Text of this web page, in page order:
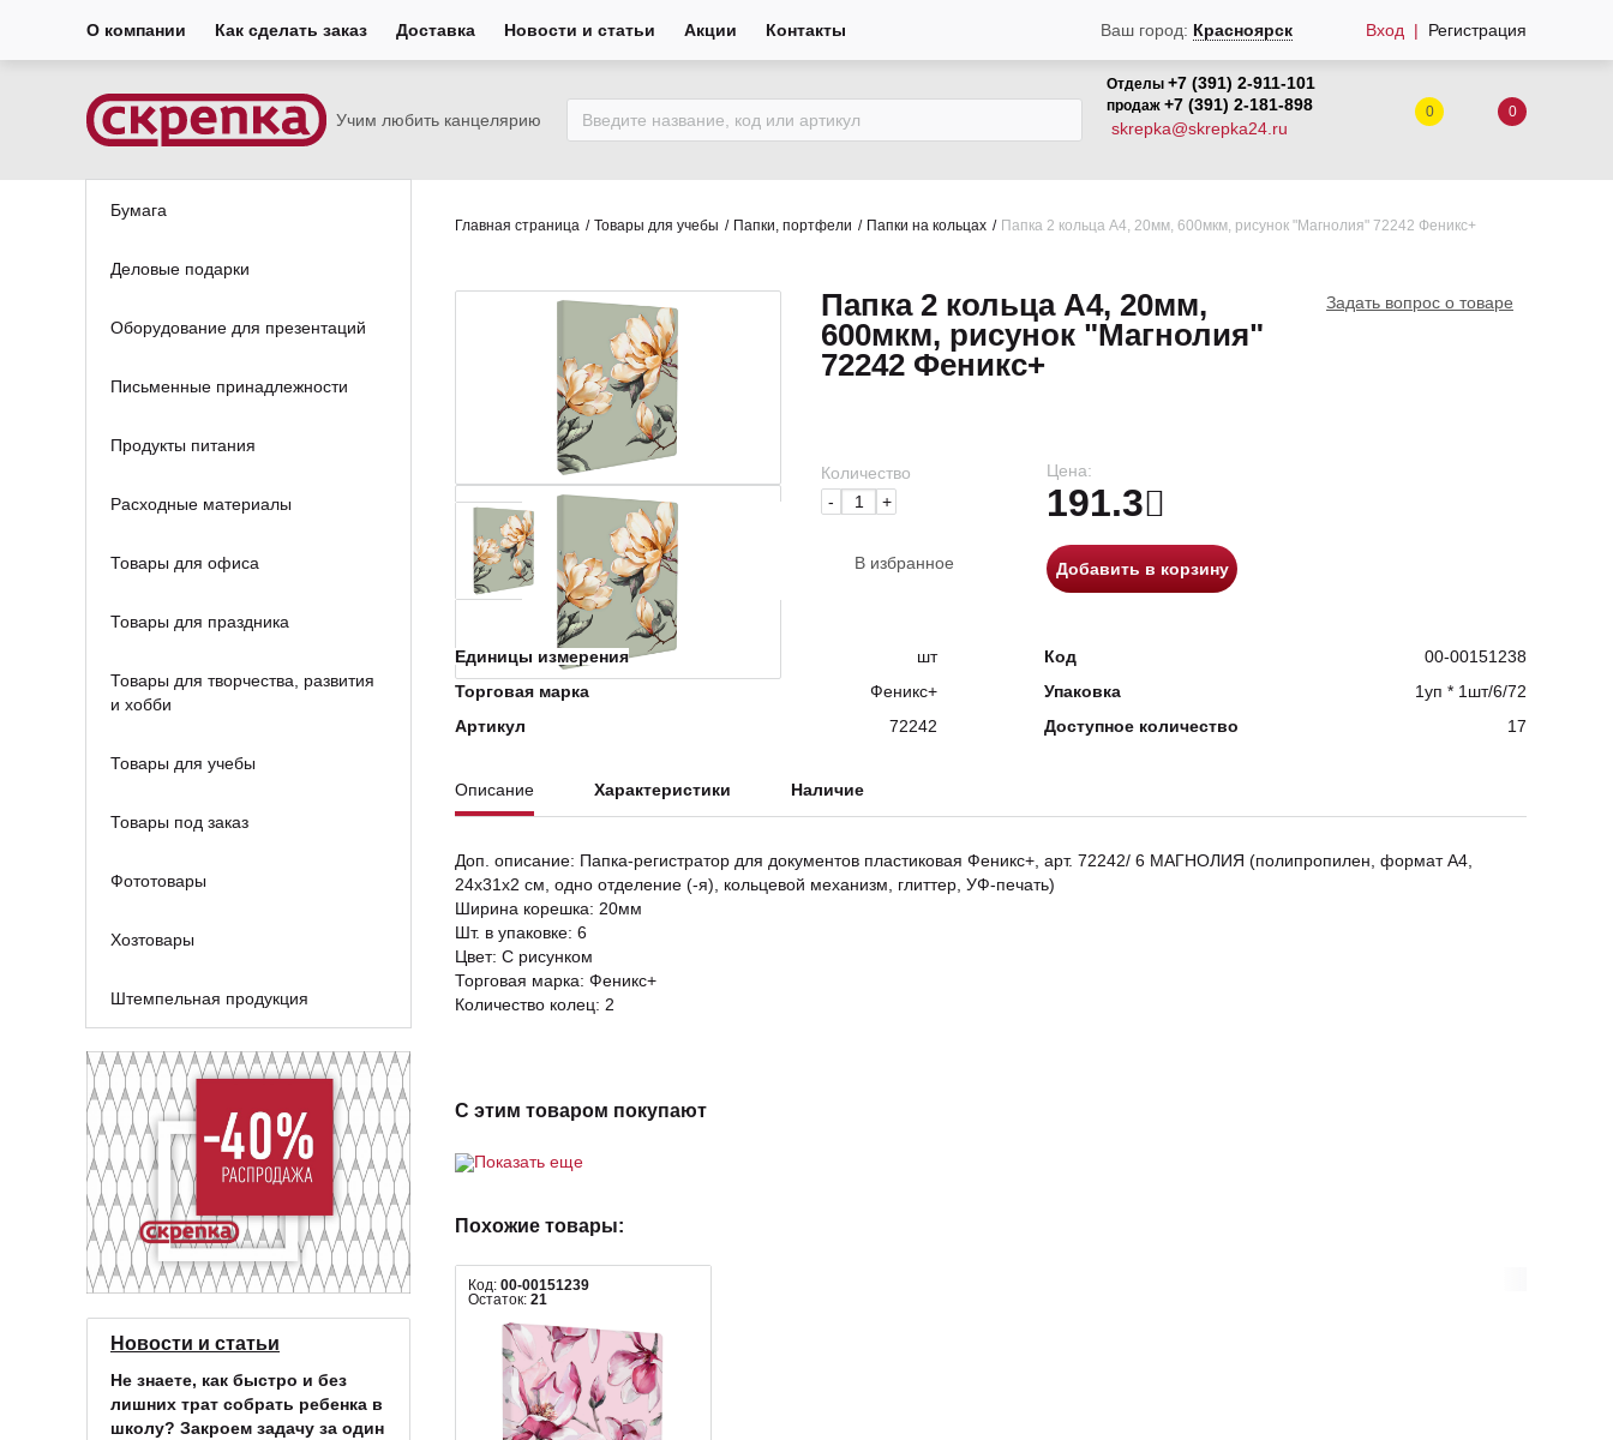
О компании Как сделать заказ Доставка Новости и статьи Акции Контакты Ваш город: Красноярск Вход Регистрация
Учим любить канцелярию
Отделы +7 (391) 2-911-101
продаж +7 (391) 2-181-898
skrepka@skrepka24.ru
0 0
Бумага
Деловые подарки
Оборудование для презентаций
Письменные принадлежности
Продукты питания
Расходные материалы
Товары для офиса
Товары для праздника
Товары для творчества, развития
и хобби
Товары для учебы
Товары под заказ
Фототовары
Хозтовары
Штемпельная продукция
Новости и статьи
Не знаете, как быстро и без
лишних трат собрать ребенка в
школу? Закроем задачу за один
Главная страница Товары для учебы Папки, портфели Папки на кольцах Папка 2 кольца А4, 20мм, 600мкм, рисунок "Магнолия" 72242 Феникс+
Папка 2 кольца А4, 20мм,
600мкм, рисунок "Магнолия"
72242 Феникс+
Задать вопрос о товаре
Количество
-
+
В избранное
Цена:
191.3
Добавить в корзину
Единицы измерения шт Код
00-00151238
Торговая марка
Феникс+ Упаковка
1уп * 1шт/6/72
Артикул
72242 Доступное количество 17
Описание Характеристики Наличие
Доп. описание: Папка-регистратор для документов пластиковая Феникс+, арт. 72242/ 6 МАГНОЛИЯ (полипропилен, формат А4,
24x31x2 см, одно отделение (-я), кольцевой механизм, глиттер, УФ-печать)
Ширина корешка: 20мм
Шт. в упаковке: 6
Цвет: С рисунком
Торговая марка: Феникс+
Количество колец: 2
С этим товаром покупают
Показать еще
Похожие товары:
Код: 00-00151239
Остаток: 21